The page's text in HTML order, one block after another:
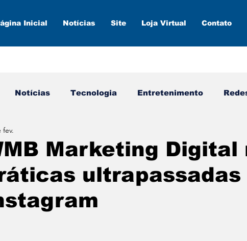
Inicial Notícias Site Loja Virtual Contato
Notícias Tecnologia Entretenimento
Marketing Digital
ultrapassadas
fev.